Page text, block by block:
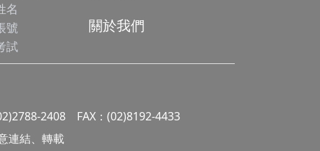
名
號
試
關於我們
2408 FAX：(02)8192-4433
連結、轉載